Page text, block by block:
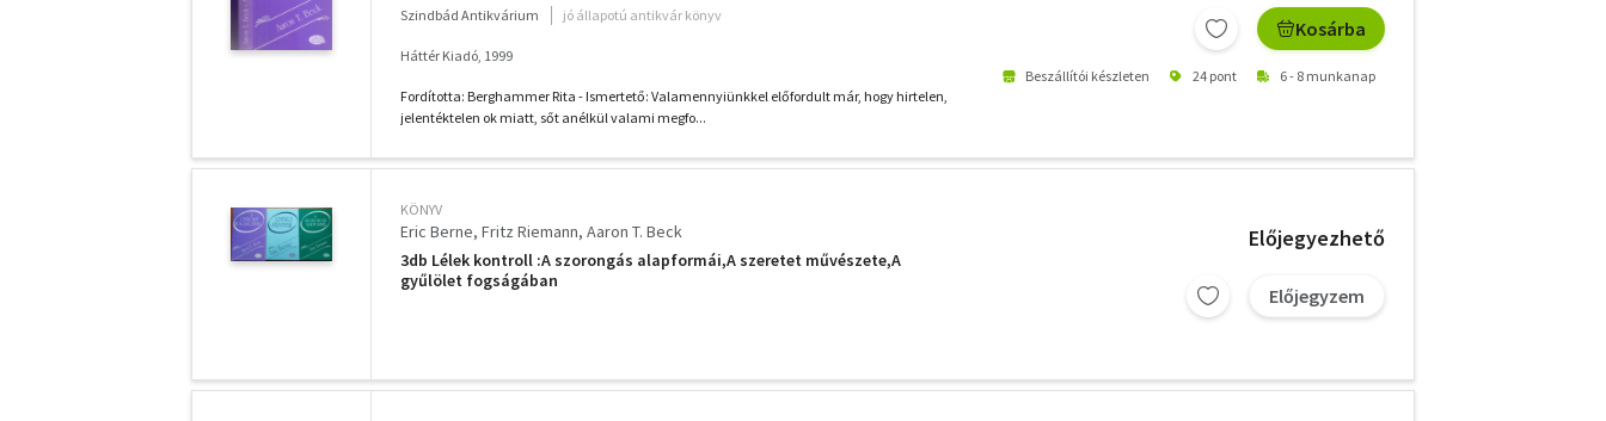
Szindbád Antikvárium jó állapotú antikvár könyv
Háttér Kiadó, 1999
Fordította: Berghammer Rita - Ismertető: Valamennyiünkkel előfordult már, hogy hirtelen,
jelentéktelen ok miatt, sőt anélkül valami megfo...
Kosárba
Beszállítói készleten 24 pont 6 - 8 munkanap
KÖNYV
Eric Berne Fritz Riemann Aaron T. Beck
3db Lélek kontroll :A szorongás alapformái,A szeretet művészete,A
gyűlölet fogságában
Előjegyezhető
Előjegyzem